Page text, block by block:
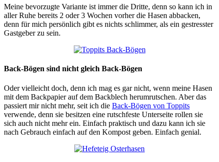
Meine bevorzugte Variante ist immer die Dritte, denn so kann ich in
aller Ruhe bereits 2 oder 3 Wochen vorher die Hasen abbacken,
denn für mich persönlich gibt es nichts schlimmer, als ein gestresster
Gastgeber zu sein.
Back-Bögen sind nicht gleich Back-Bögen
Oder vielleicht doch, denn ich mag es gar nicht, wenn meine Hasen
mit dem Backpapier auf dem Backblech herumrutschen. Aber das
passiert mir nicht mehr, seit ich die Back-Bögen von Toppits
verwende, denn sie besitzen eine rutschfeste Unterseite rollen sie
sich auch nicht mehr ein. Einfach praktisch und dazu kann ich sie
nach Gebrauch einfach auf den Kompost geben. Einfach genial.